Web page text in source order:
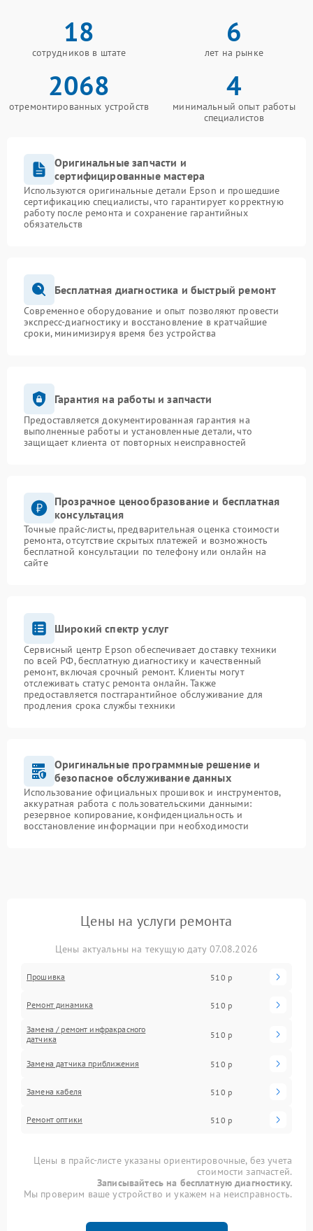
18
сотрудников в штате
6
лет на рынке
2068
отремонтированных устройств
4
минимальный опыт работы
специалистов
Оригинальные запчасти и
сертифицированные мастера
Используются оригинальные детали Epson и прошедшие
сертификацию специалисты, что гарантирует корректную
работу после ремонта и сохранение гарантийных
обязательств
Бесплатная диагностика и быстрый ремонт
Современное оборудование и опыт позволяют провести
экспресс-диагностику и восстановление в кратчайшие
сроки, минимизируя время без устройства
Гарантия на работы и запчасти
Предоставляется документированная гарантия на
выполненные работы и установленные детали, что
защищает клиента от повторных неисправностей
Прозрачное ценообразование и бесплатная
консультация
Точные прайс-листы, предварительная оценка стоимости
ремонта, отсутствие скрытых платежей и возможность
бесплатной консультации по телефону или онлайн на
сайте
Широкий спектр услуг
Сервисный центр Epson обеспечивает доставку техники
по всей РФ, бесплатную диагностику и качественный
ремонт, включая срочный ремонт. Клиенты могут
отслеживать статус ремонта онлайн. Также
предоставляется постгарантийное обслуживание для
продления срока службы техники
Оригинальные программные решение и
безопасное обслуживание данных
Использование официальных прошивок и инструментов,
аккуратная работа с пользовательскими данными:
резервное копирование, конфиденциальность и
восстановление информации при необходимости
Цены на услуги ремонта
Цены актуальны на текущую дату 07.08.2026
Прошивка 510 р
Ремонт динамика 510 р
Замена / ремонт инфракрасного
датчика
510 р
Замена датчика приближения 510 р
Замена кабеля 510 р
Ремонт оптики 510 р
Цены в прайс-листе указаны ориентировочные, без учета
стоимости запчастей.
Записывайтесь на бесплатную диагностику.
Мы проверим ваше устройство и укажем на неисправность.